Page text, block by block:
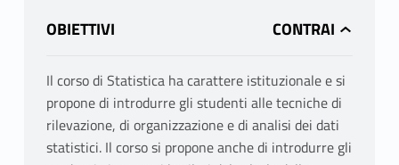
OBIETTIVI
Il corso di Statistica ha carattere istituzionale e si
propone di introdurre gli studenti alle tecniche di
rilevazione, di organizzazione e di analisi dei dati
statistici. Il corso si propone anche di introdurre gli